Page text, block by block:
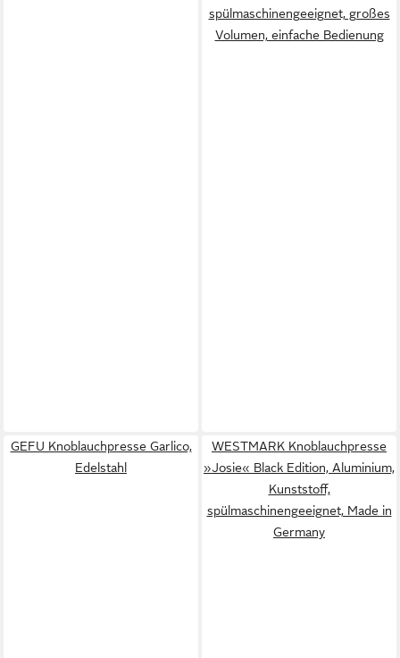
spülmaschinengeeignet, großes
Volumen, einfache Bedienung
GEFU Knoblauchpresse Garlico,
Edelstahl
WESTMARK Knoblauchpresse
»Josie« Black Edition, Aluminium,
Kunststoff,
spülmaschinengeeignet, Made in
Germany